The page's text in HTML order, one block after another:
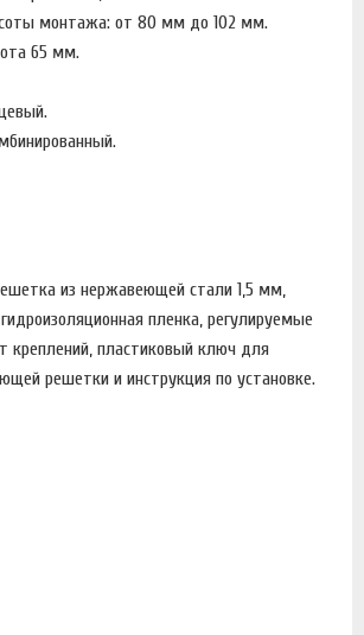
монтажа: от 80 мм до 102 мм.
65 мм.
из нержавеющей стали 1,5 мм,
пленка, регулируемые
креплений, пластиковый ключ для
решетки и инструкция по установке.